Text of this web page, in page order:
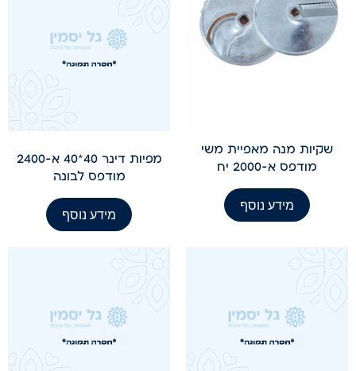
שקיות מנה מאפיית משי
מודפס א-2000 יח
מידע נוסף
מפיות דינר 40*40 א-2400
מודפס לבונה
מידע נוסף